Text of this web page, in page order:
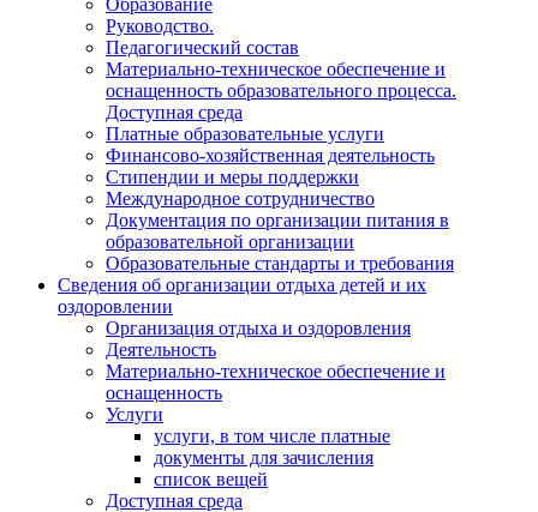
Образование
Руководство.
Педагогический состав
Материально-техническое обеспечение и
оснащенность образовательного процесса.
Доступная среда
Платные образовательные услуги
Финансово-хозяйственная деятельность
Стипендии и меры поддержки
Международное сотрудничество
Документация по организации питания в
образовательной организации
Образовательные стандарты и требования
Сведения об организации отдыха детей и их
оздоровлении
Организация отдыха и оздоровления
Деятельность
Материально-техническое обеспечение и
оснащенность
Услуги
услуги, в том числе платные
документы для зачисления
список вещей
Доступная среда